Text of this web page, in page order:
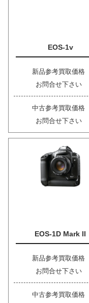
EOS-1v
新品参考買取価格
お問合せ下さい
中古参考買取価格
お問合せ下さい
EOS-1D Mark II
新品参考買取価格
お問合せ下さい
中古参考買取価格